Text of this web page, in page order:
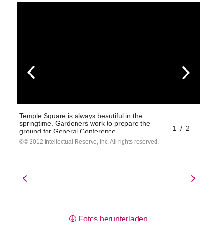
Temple Square is always beautiful in the
springtime. Gardeners work to prepare the
ground for General Conference.
© 2012 Intellectual Reserve, Inc. All rights reserved.
1 / 2
Fotos herunterladen